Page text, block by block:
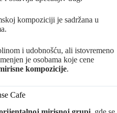
kompoziciji je sadržana u
i udobnošću, ali istovremeno
je osobama koje cene
kompozicije.
Cafe